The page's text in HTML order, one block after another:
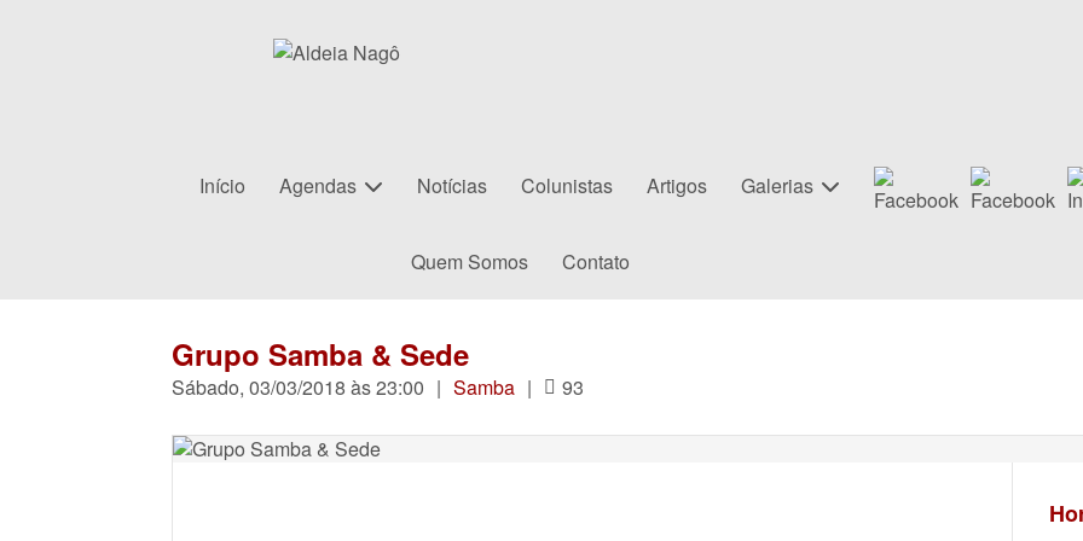
Início Agendas Notícias Colunistas Artigos Galerias
Quem Somos Contato
Grupo Samba & Sede
Sábado, 03/03/2018 às 23:00 | Samba | 93